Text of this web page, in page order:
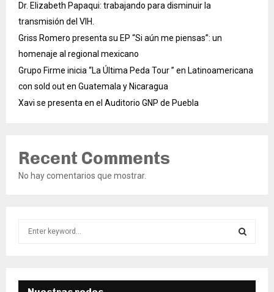
Dr. Elizabeth Papaqui: trabajando para disminuir la
transmisión del VIH.
Griss Romero presenta su EP “Si aún me piensas”: un
homenaje al regional mexicano
Grupo Firme inicia “La Última Peda Tour ” en Latinoamericana
con sold out en Guatemala y Nicaragua
Xavi se presenta en el Auditorio GNP de Puebla
Recent Comments
No hay comentarios que mostrar.
E